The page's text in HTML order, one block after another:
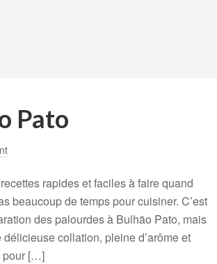
Pato
rapides et faciles à faire quand
beaucoup de temps pour cuisiner. C’est
des palourdes à Bulhão Pato, mais
collation, pleine d’arôme et
pour […]